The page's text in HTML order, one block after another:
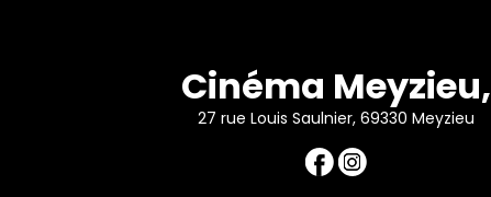
Cinéma Meyzieu,
27 rue Louis Saulnier, 69330 Meyzieu